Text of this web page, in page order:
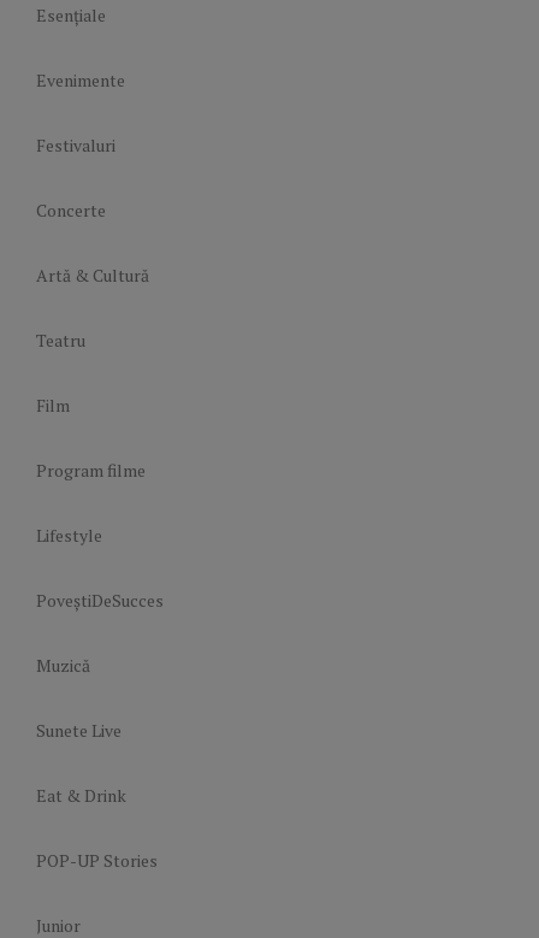
Esențiale
Evenimente
Festivaluri
Concerte
Artă & Cultură
Teatru
Film
Program filme
Lifestyle
PoveștiDeSucces
Muzică
Sunete Live
Eat & Drink
POP-UP Stories
Junior